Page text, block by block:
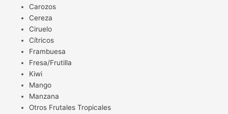
Carozos
Cereza
Ciruelo
Cítricos
Frambuesa
Fresa/Frutilla
Kiwi
Mango
Manzana
Otros Frutales Tropicales